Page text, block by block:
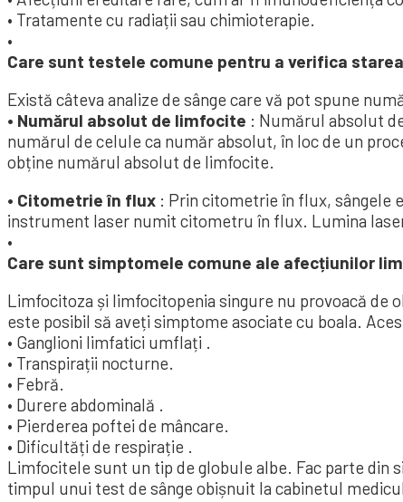
• Tratamente cu radiații sau chimioterapie.
•
Care sunt testele comune pentru a verifica
Există câteva analize de sânge care vă pot spune
• Numărul absolut de limfocite : Numărul absolut
numărul de celule ca număr absolut, în loc de un
obține numărul absolut de limfocite.
• Citometrie în flux : Prin citometrie în flux, sângele
instrument laser numit citometru în flux. Lumina
•
Care sunt simptomele comune ale afecțiunilor
Limfocitoza și limfocitopenia singure nu provoacă de
este posibil să aveți simptome asociate cu boala.
• Ganglioni limfatici umflați .
• Transpirații nocturne.
• Febră.
• Durere abdominală .
• Pierderea poftei de mâncare.
• Dificultăți de respirație .
Limfocitele sunt un tip de globule albe. Fac parte
timpul unui test de sânge obișnuit la cabinetul